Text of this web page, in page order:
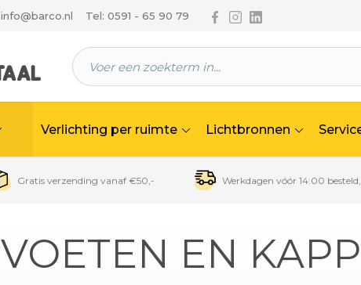
info@barco.nl Tel: 0591 - 65 90 79 Volg ons via Facebook
Volg ons via
Volg ons via
Verlichting per ruimte Lichtbronnen
Gratis verzending vanaf €50,- Werkdagen vóór 14:00
VOETEN EN